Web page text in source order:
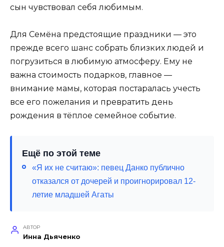
сын чувствовал себя любимым.
Для Семёна предстоящие праздники — это
прежде всего шанс собрать близких людей и
погрузиться в любимую атмосферу. Ему не
важна стоимость подарков, главное —
внимание мамы, которая постаралась учесть
все его пожелания и превратить день
рождения в тёплое семейное событие.
Ещё по этой теме
«Я их не считаю»: певец Данко публично
отказался от дочерей и проигнорировал 12-
летие младшей Агаты
АВТОР
Инна Дьяченко